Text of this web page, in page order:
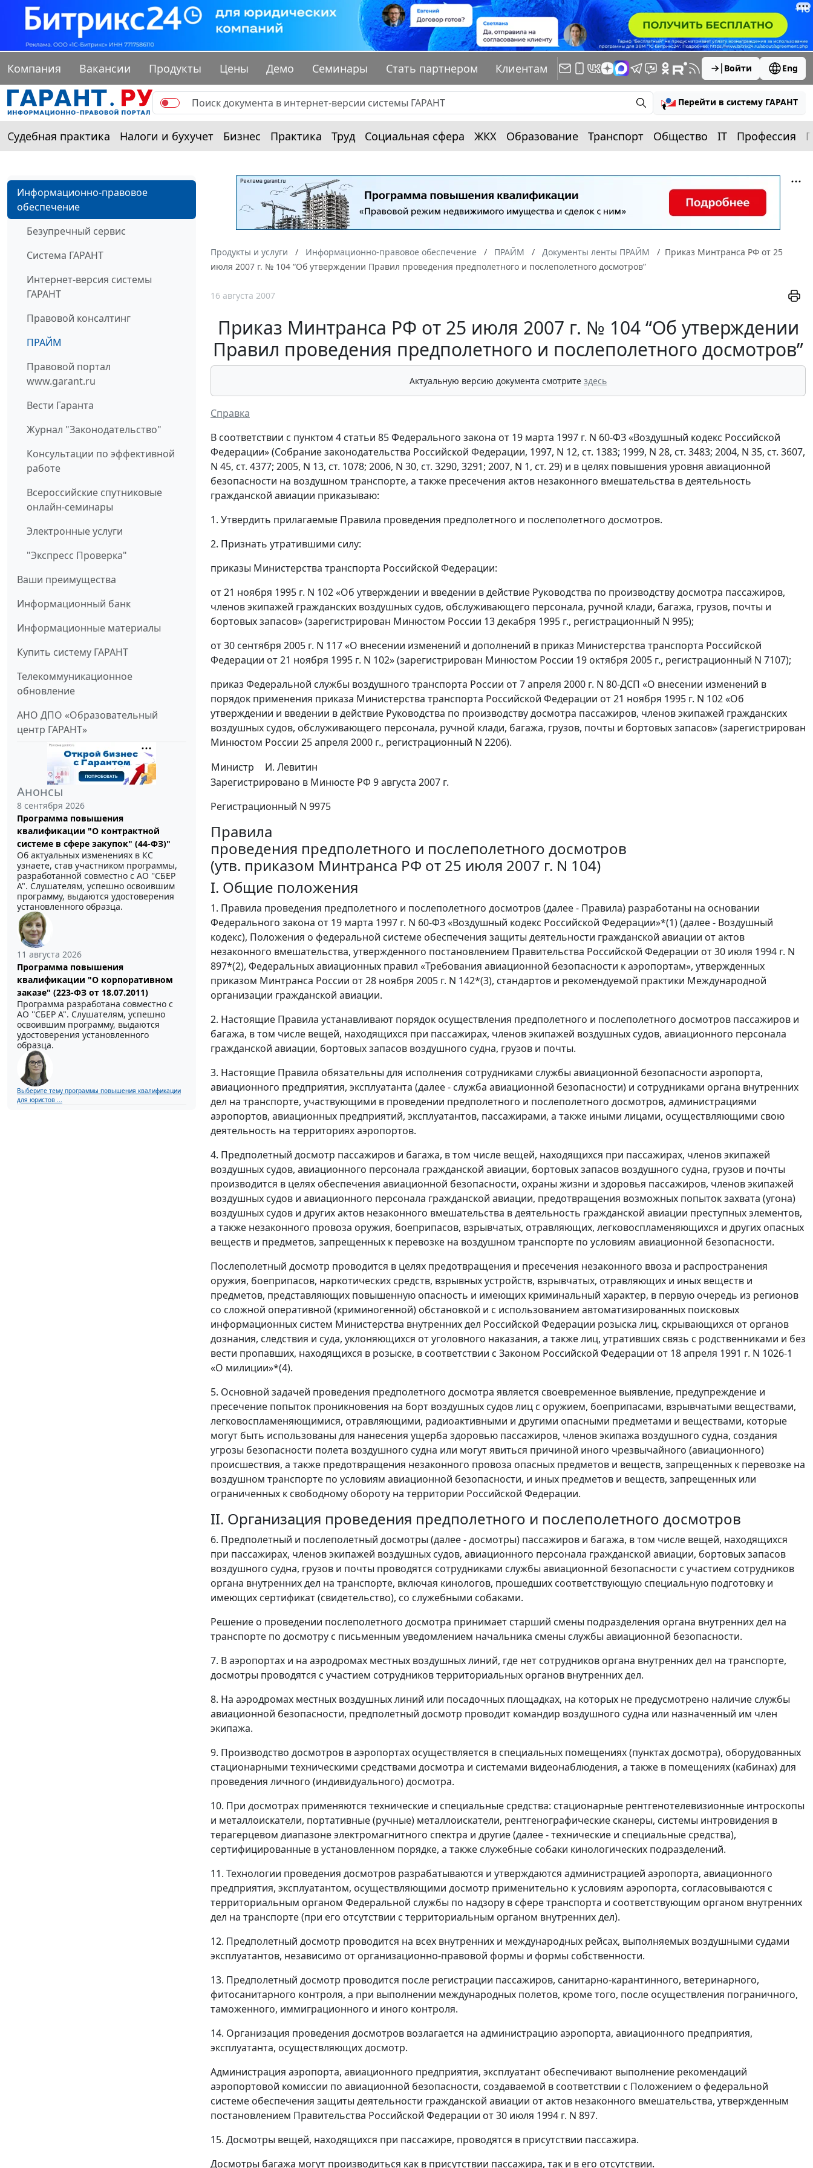
Компания Вакансии Продукты Цены Демо Семинары Стать партнером Клиентам Войти Eng
Перейти в систему ГАРАНТ
Судебная практика Налоги и бухучет Бизнес Практика Труд Социальная сфера ЖКХ Образование Транспорт Общество IT Профессия
Информационно-правовое
обеспечение
Безупречный сервис
Система ГАРАНТ
Интернет-версия системы
ГАРАНТ
Правовой консалтинг
ПРАЙМ
Правовой портал
www.garant.ru
Вести Гаранта
Журнал "Законодательство"
Консультации по эффективной
работе
Всероссийские спутниковые
онлайн-семинары
Электронные услуги
"Экспресс Проверка"
Ваши преимущества
Информационный банк
Информационные материалы
Купить систему ГАРАНТ
Телекоммуникационное
обновление
АНО ДПО «Образовательный
центр ГАРАНТ»
Анонсы
8 сентября 2026
Программа повышения
квалификации "О контрактной
системе в сфере закупок" (44-ФЗ)"
Об актуальных изменениях в КС
узнаете, став участником программы,
разработанной совместно с АО ''СБЕР
А". Слушателям, успешно освоившим
программу, выдаются удостоверения
установленного образца.
11 августа 2026
Программа повышения
квалификации "О корпоративном
заказе" (223-ФЗ от 18.07.2011)
Программа разработана совместно с
АО ''СБЕР А". Слушателям, успешно
освоившим программу, выдаются
удостоверения установленного
образца.
Выберите тему программы повышения квалификации
для юристов ...
Продукты и услуги Информационно-правовое обеспечение ПРАЙМ Документы ленты ПРАЙМ
Приказ Минтранса РФ от 25
июля 2007 г. № 104 “Об утверждении Правил проведения предполетного и послеполетного досмотров”
16 августа 2007
Приказ Минтранса РФ от 25 июля 2007 г. № 104 “Об утверждении
Правил проведения предполетного и послеполетного досмотров”
Актуальную версию документа смотрите здесь
Справка
В соответствии с пунктом 4 статьи 85 Федерального закона от 19 марта 1997 г. N 60-ФЗ «Воздушный кодекс Российской
Федерации» (Собрание законодательства Российской Федерации, 1997, N 12, ст. 1383; 1999, N 28, ст. 3483; 2004, N 35, ст. 3607,
N 45, ст. 4377; 2005, N 13, ст. 1078; 2006, N 30, ст. 3290, 3291; 2007, N 1, ст. 29) и в целях повышения уровня авиационной
безопасности на воздушном транспорте, а также пресечения актов незаконного вмешательства в деятельность
гражданской авиации приказываю:
1. Утвердить прилагаемые Правила проведения предполетного и послеполетного досмотров.
2. Признать утратившими силу:
приказы Министерства транспорта Российской Федерации:
от 21 ноября 1995 г. N 102 «Об утверждении и введении в действие Руководства по производству досмотра пассажиров,
членов экипажей гражданских воздушных судов, обслуживающего персонала, ручной клади, багажа, грузов, почты и
бортовых запасов» (зарегистрирован Минюстом России 13 декабря 1995 г., регистрационный N 995);
от 30 сентября 2005 г. N 117 «О внесении изменений и дополнений в приказ Министерства транспорта Российской
Федерации от 21 ноября 1995 г. N 102» (зарегистрирован Минюстом России 19 октября 2005 г., регистрационный N 7107);
приказ Федеральной службы воздушного транспорта России от 7 апреля 2000 г. N 80-ДСП «О внесении изменений в
порядок применения приказа Министерства транспорта Российской Федерации от 21 ноября 1995 г. N 102 «Об
утверждении и введении в действие Руководства по производству досмотра пассажиров, членов экипажей гражданских
воздушных судов, обслуживающего персонала, ручной клади, багажа, грузов, почты и бортовых запасов» (зарегистрирован
Минюстом России 25 апреля 2000 г., регистрационный N 2206).
Министр
И. Левитин
Зарегистрировано в Минюсте РФ 9 августа 2007 г.
Регистрационный N 9975
Правила
проведения предполетного и послеполетного досмотров
(утв. приказом Минтранса РФ от 25 июля 2007 г. N 104)
I. Общие положения
1. Правила проведения предполетного и послеполетного досмотров (далее - Правила) разработаны на основании
Федерального закона от 19 марта 1997 г. N 60-ФЗ «Воздушный кодекс Российской Федерации»*(1) (далее - Воздушный
кодекс), Положения о федеральной системе обеспечения защиты деятельности гражданской авиации от актов
незаконного вмешательства, утвержденного постановлением Правительства Российской Федерации от 30 июля 1994 г. N
897*(2), Федеральных авиационных правил «Требования авиационной безопасности к аэропортам», утвержденных
приказом Минтранса России от 28 ноября 2005 г. N 142*(3), стандартов и рекомендуемой практики Международной
организации гражданской авиации.
2. Настоящие Правила устанавливают порядок осуществления предполетного и послеполетного досмотров пассажиров и
багажа, в том числе вещей, находящихся при пассажирах, членов экипажей воздушных судов, авиационного персонала
гражданской авиации, бортовых запасов воздушного судна, грузов и почты.
3. Настоящие Правила обязательны для исполнения сотрудниками службы авиационной безопасности аэропорта,
авиационного предприятия, эксплуатанта (далее - служба авиационной безопасности) и сотрудниками органа внутренних
дел на транспорте, участвующими в проведении предполетного и послеполетного досмотров, администрациями
аэропортов, авиационных предприятий, эксплуатантов, пассажирами, а также иными лицами, осуществляющими свою
деятельность на территориях аэропортов.
4. Предполетный досмотр пассажиров и багажа, в том числе вещей, находящихся при пассажирах, членов экипажей
воздушных судов, авиационного персонала гражданской авиации, бортовых запасов воздушного судна, грузов и почты
производится в целях обеспечения авиационной безопасности, охраны жизни и здоровья пассажиров, членов экипажей
воздушных судов и авиационного персонала гражданской авиации, предотвращения возможных попыток захвата (угона)
воздушных судов и других актов незаконного вмешательства в деятельность гражданской авиации преступных элементов,
а также незаконного провоза оружия, боеприпасов, взрывчатых, отравляющих, легковоспламеняющихся и других опасных
веществ и предметов, запрещенных к перевозке на воздушном транспорте по условиям авиационной безопасности.
Послеполетный досмотр проводится в целях предотвращения и пресечения незаконного ввоза и распространения
оружия, боеприпасов, наркотических средств, взрывных устройств, взрывчатых, отравляющих и иных веществ и
предметов, представляющих повышенную опасность и имеющих криминальный характер, в первую очередь из регионов
со сложной оперативной (криминогенной) обстановкой и с использованием автоматизированных поисковых
информационных систем Министерства внутренних дел Российской Федерации розыска лиц, скрывающихся от органов
дознания, следствия и суда, уклоняющихся от уголовного наказания, а также лиц, утративших связь с родственниками и без
вести пропавших, находящихся в розыске, в соответствии с Законом Российской Федерации от 18 апреля 1991 г. N 1026-1
«О милиции»*(4).
5. Основной задачей проведения предполетного досмотра является своевременное выявление, предупреждение и
пресечение попыток проникновения на борт воздушных судов лиц с оружием, боеприпасами, взрывчатыми веществами,
легковоспламеняющимися, отравляющими, радиоактивными и другими опасными предметами и веществами, которые
могут быть использованы для нанесения ущерба здоровью пассажиров, членов экипажа воздушного судна, создания
угрозы безопасности полета воздушного судна или могут явиться причиной иного чрезвычайного (авиационного)
происшествия, а также предотвращения незаконного провоза опасных предметов и веществ, запрещенных к перевозке на
воздушном транспорте по условиям авиационной безопасности, и иных предметов и веществ, запрещенных или
ограниченных к свободному обороту на территории Российской Федерации.
II. Организация проведения предполетного и послеполетного досмотров
6. Предполетный и послеполетный досмотры (далее - досмотры) пассажиров и багажа, в том числе вещей, находящихся
при пассажирах, членов экипажей воздушных судов, авиационного персонала гражданской авиации, бортовых запасов
воздушного судна, грузов и почты проводятся сотрудниками службы авиационной безопасности с участием сотрудников
органа внутренних дел на транспорте, включая кинологов, прошедших соответствующую специальную подготовку и
имеющих сертификат (свидетельство), со служебными собаками.
Решение о проведении послеполетного досмотра принимает старший смены подразделения органа внутренних дел на
транспорте по досмотру с письменным уведомлением начальника смены службы авиационной безопасности.
7. В аэропортах и на аэродромах местных воздушных линий, где нет сотрудников органа внутренних дел на транспорте,
досмотры проводятся с участием сотрудников территориальных органов внутренних дел.
8. На аэродромах местных воздушных линий или посадочных площадках, на которых не предусмотрено наличие службы
авиационной безопасности, предполетный досмотр проводит командир воздушного судна или назначенный им член
экипажа.
9. Производство досмотров в аэропортах осуществляется в специальных помещениях (пунктах досмотра), оборудованных
стационарными техническими средствами досмотра и системами видеонаблюдения, а также в помещениях (кабинах) для
проведения личного (индивидуального) досмотра.
10. При досмотрах применяются технические и специальные средства: стационарные рентгенотелевизионные интроскопы
и металлоискатели, портативные (ручные) металлоискатели, рентгенографические сканеры, системы интровидения в
терагерцевом диапазоне электромагнитного спектра и другие (далее - технические и специальные средства),
сертифицированные в установленном порядке, а также служебные собаки кинологических подразделений.
11. Технологии проведения досмотров разрабатываются и утверждаются администрацией аэропорта, авиационного
предприятия, эксплуатантом, осуществляющими досмотр применительно к условиям аэропорта, согласовываются с
территориальным органом Федеральной службы по надзору в сфере транспорта и соответствующим органом внутренних
дел на транспорте (при его отсутствии с территориальным органом внутренних дел).
12. Предполетный досмотр проводится на всех внутренних и международных рейсах, выполняемых воздушными судами
эксплуатантов, независимо от организационно-правовой формы и формы собственности.
13. Предполетный досмотр проводится после регистрации пассажиров, санитарно-карантинного, ветеринарного,
фитосанитарного контроля, а при выполнении международных полетов, кроме того, после осуществления пограничного,
таможенного, иммиграционного и иного контроля.
14. Организация проведения досмотров возлагается на администрацию аэропорта, авиационного предприятия,
эксплуатанта, осуществляющих досмотр.
Администрация аэропорта, авиационного предприятия, эксплуатант обеспечивают выполнение рекомендаций
аэропортовой комиссии по авиационной безопасности, создаваемой в соответствии с Положением о федеральной
системе обеспечения защиты деятельности гражданской авиации от актов незаконного вмешательства, утвержденным
постановлением Правительства Российской Федерации от 30 июля 1994 г. N 897.
15. Досмотры вещей, находящихся при пассажире, проводятся в присутствии пассажира.
Досмотры багажа могут производиться как в присутствии пассажира, так и в его отсутствии.